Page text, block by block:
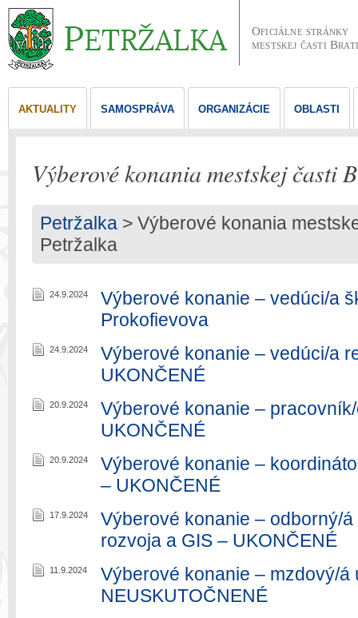
Oficiálne stránky
mestskej časti
AKTUALITY SAMOSPRÁVA ORGANIZÁCIE OBLASTI
Výberové konania mestskej časti
Petržalka > Výberové konania
Petržalka
24.9.2024
Výberové konanie – vedúci/a
Prokofievova
24.9.2024
Výberové konanie – vedúci/a
UKONČENÉ
20.9.2024
Výberové konanie –
UKONČENÉ
20.9.2024
Výberové konanie –
– UKONČENÉ
17.9.2024
Výberové konanie – odborný/
rozvoja a GIS – UKONČENÉ
11.9.2024
Výberové konanie – mzdový/á
NEUSKUTOČNENÉ